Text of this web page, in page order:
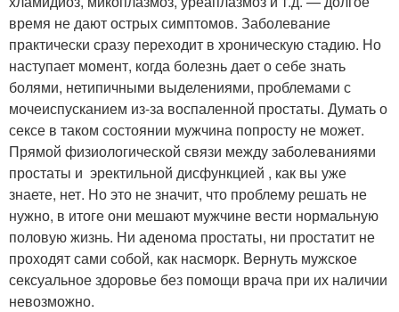
время не дают острых симптомов. Заболевание
практически сразу переходит в хроническую стадию. Но
наступает момент, когда болезнь дает о себе знать
болями, нетипичными выделениями, проблемами с
мочеиспусканием из-за воспаленной простаты. Думать о
сексе в таком состоянии мужчина попросту не может.
Прямой физиологической связи между заболеваниями
простаты и эректильной дисфункцией , как вы уже
знаете, нет. Но это не значит, что проблему решать не
нужно, в итоге они мешают мужчине вести нормальную
половую жизнь. Ни аденома простаты, ни простатит не
проходят сами собой, как насморк. Вернуть мужское
сексуальное здоровье без помощи врача при их наличии
невозможно.